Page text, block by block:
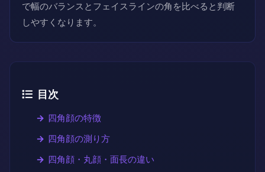
で幅のバランスとフェイスラインの角を比べると判断
しやすくなります。
目次
四角顔の特徴
四角顔の測り方
四角顔・丸顔・面長の違い